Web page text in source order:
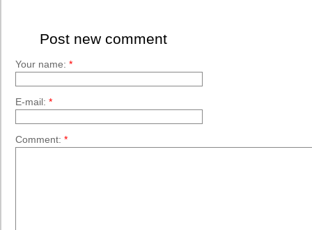
Post new comment
Your name: *
E-mail: *
Comment: *